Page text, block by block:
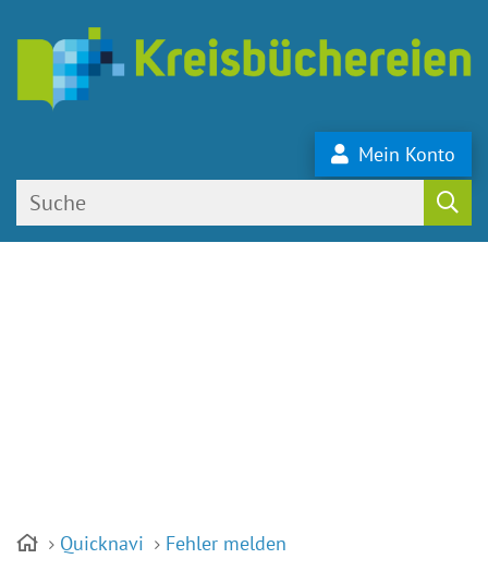
Mein Konto
Quicknavi Fehler melden